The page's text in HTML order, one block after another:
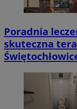
Poradnia
skuteczna